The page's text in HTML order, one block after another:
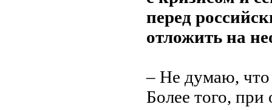
перед
отложить на
– Не думаю, что
Более того, при